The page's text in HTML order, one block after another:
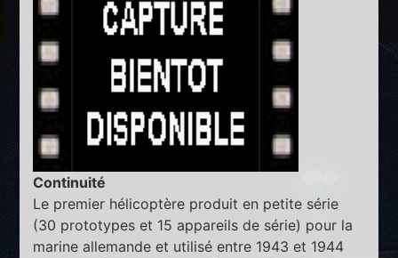
Continuité
Le premier hélicoptère produit en petite série
(30 prototypes et 15 appareils de série) pour la
marine allemande et utilisé entre 1943 et 1944